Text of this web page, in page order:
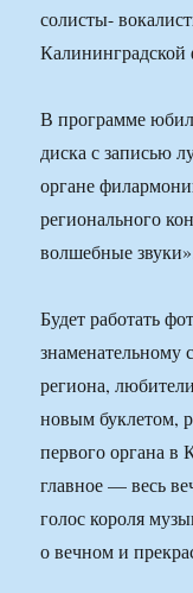
солисты-
В программе
диска с записью
органе
регионального
волшебные
Будет работать
знаменательному
региона,
новым буклетом,
первого органа в
главное — весь
голос короля
о вечном и